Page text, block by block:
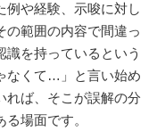
例や経験、示唆に対し
の範囲の内容で間違っ
を持っているという
なくて…」と言い始め
れば、そこが誤解の分
場面です。